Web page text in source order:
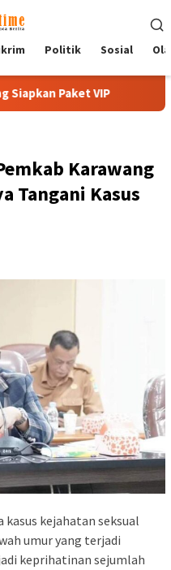
Politik Sosial
PKKMB 2026, Rektor
Karawang
Tangani Kasus
kasus kejahatan seksual
umur yang terjadi
keprihatinan sejumlah